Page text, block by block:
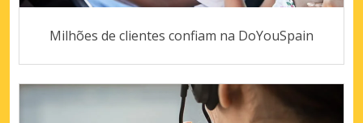
Milhões de clientes confiam na DoYouSpain